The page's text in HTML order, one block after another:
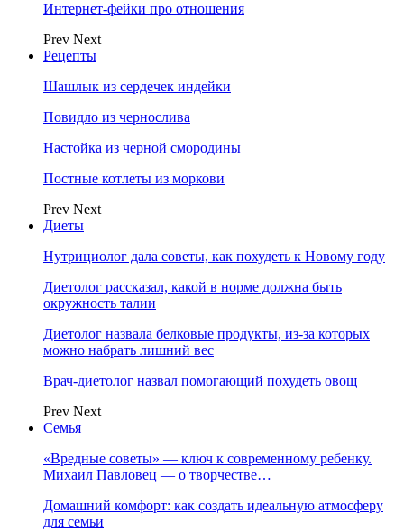
Интернет-фейки про отношения
Prev Next
Рецепты
Шашлык из сердечек индейки
Повидло из чернослива
Настойка из черной смородины
Постные котлеты из моркови
Prev Next
Диеты
Нутрициолог дала советы, как похудеть к Новому году
Диетолог рассказал, какой в норме должна быть
окружность талии
Диетолог назвала белковые продукты, из-за которых
можно набрать лишний вес
Врач-диетолог назвал помогающий похудеть овощ
Prev Next
Семья
«Вредные советы» — ключ к современному ребенку.
Михаил Павловец — о творчестве…
Домашний комфорт: как создать идеальную атмосферу
для семьи